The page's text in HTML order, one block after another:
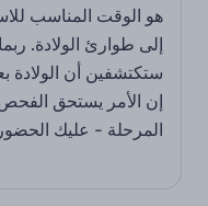
هو الوقت المناسب
إلى طوارئ الولادة.
ستكتشفين أن الولادة
إن الأمر يستحق
المرحلة - عليك